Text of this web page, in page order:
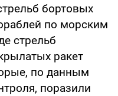
бортовых
по морским
стрельб
ракет
по данным
поразили